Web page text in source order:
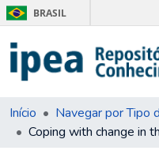
BRASIL
Início